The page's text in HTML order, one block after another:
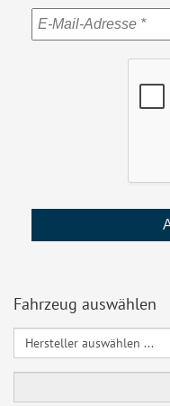
Fahrzeug auswählen
Hersteller